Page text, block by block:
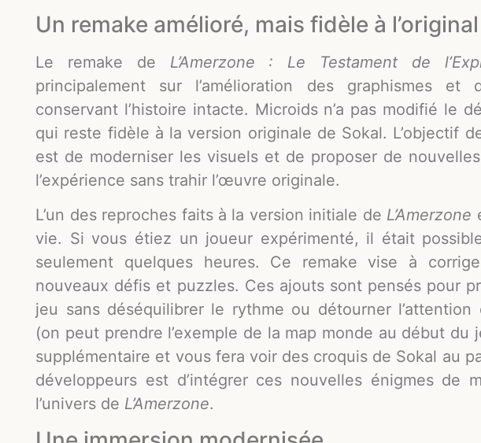
Un remake amélioré, mais fidèle à l’original
Le remake de L’Amerzone : Le Testament de
principalement sur l’amélioration des graphismes
conservant l’histoire intacte. Microids n’a pas modifié le
qui reste fidèle à la version originale de Sokal. L’objectif
est de moderniser les visuels et de proposer de
l’expérience sans trahir l’œuvre originale.
L’un des reproches faits à la version initiale de L’Amerzone
vie. Si vous étiez un joueur expérimenté, il était
seulement quelques heures. Ce remake vise à
nouveaux défis et puzzles. Ces ajouts sont pensés pour
jeu sans déséquilibrer le rythme ou détourner l’attention
(on peut prendre l’exemple de la map monde au début du
supplémentaire et vous fera voir des croquis de Sokal au
développeurs est d’intégrer ces nouvelles énigmes de
l’univers de L’Amerzone.